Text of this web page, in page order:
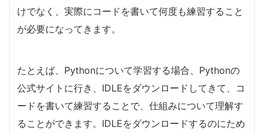
けでなく、実際にコードを書いて何度も練習すること
が必要になってきます。
たとえば、Pythonについて学習する場合、Pythonの
公式サイトに行き、IDLEをダウンロードしてきて、コ
ードを書いて練習することで、仕組みについて理解す
ることができます。IDLEをダウンロードするのにため